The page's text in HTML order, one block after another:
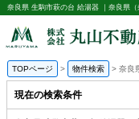
TOPページ 物件検索 奈良
現在の検索条件